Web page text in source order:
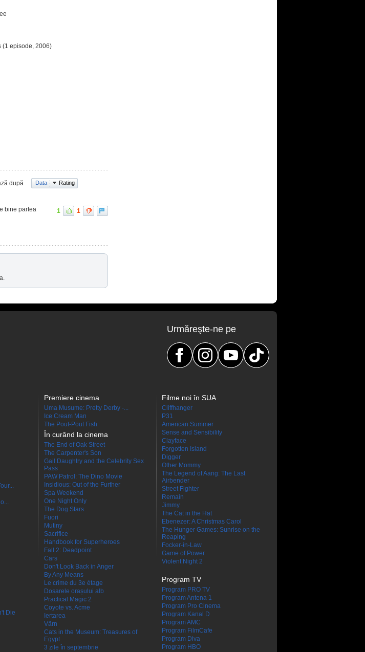
(1 episode, 2006)
după Data Rating
bine partea
1 1
Urmăreşte-ne pe
Die
Premiere cinema
Uma Musume: Pretty Derby -...
Ice Cream Man
The Pout-Pout Fish
În curând la cinema
The End of Oak Street
The Carpenter's Son
Gail Daughtry and the Celebrity Sex
Pass
PAW Patrol: The Dino Movie
Insidious: Out of the Further
Spa Weekend
One Night Only
The Dog Stars
Fuori
Mutiny
Sacrifice
Handbook for Superheroes
Fall 2: Deadpoint
Cars
Don't Look Back in Anger
By Any Means
Le crime du 3e étage
Dosarele orașului alb
Practical Magic 2
Coyote vs. Acme
Iertarea
Värn
Cats in the Museum: Treasures of
Egypt
3 zile în septembrie
Filme noi în SUA
Cliffhanger
P31
American Summer
Sense and Sensibility
Clayface
Forgotten Island
Digger
Other Mommy
The Legend of Aang: The Last
Airbender
Street Fighter
Remain
Jimmy
The Cat in the Hat
Ebenezer: A Christmas Carol
The Hunger Games: Sunrise on the
Reaping
Focker-in-Law
Game of Power
Violent Night 2
Program TV
Program PRO TV
Program Antena 1
Program Pro Cinema
Program Kanal D
Program AMC
Program FilmCafe
Program Diva
Program HBO